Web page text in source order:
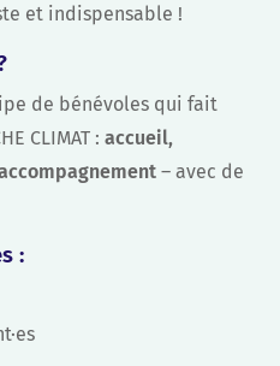
et indispensable !
de bénévoles qui fait
CLIMAT : accueil,
– avec de
: